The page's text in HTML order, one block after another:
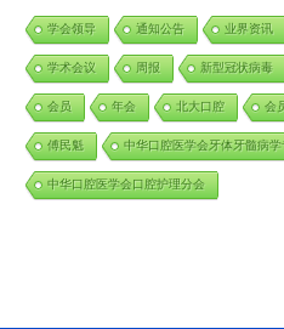
学会领导 通知公告 业界资讯
学术会议 周报 新型冠状病毒
会员 年会 北大口腔 会
傅民魁 中华口腔医学会牙体牙髓病
中华口腔医学会口腔护理分会